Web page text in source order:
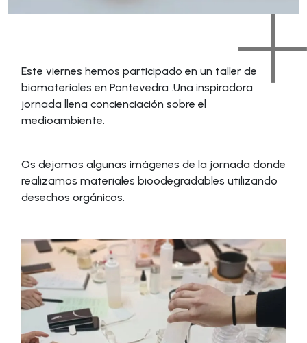
Este viernes hemos participado en un taller de
biomateriales en Pontevedra .Una inspiradora
jornada llena concienciación sobre el
medioambiente.
Os dejamos algunas imágenes de la jornada donde
realizamos materiales bioodegradables utilizando
desechos orgánicos.